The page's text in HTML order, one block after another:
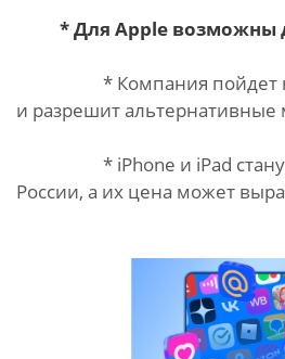
* Для Apple возможны
* Компания пойдет на
и разрешит альтернативные
* iPhone и iPad станут
России, а их цена может